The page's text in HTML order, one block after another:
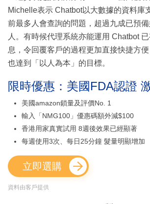
Michelle表示 Chatbot以大數據的資料庫
前最多人會查詢的問題，超過九成已預
人。有時候代理系統亦能運用 Chatbot
息，令回覆客戶的過程更加直接快捷方便
也達到「以人為本」的目標。
限時優惠：美國FDA認證
美國amazon鎖量及評價No. 1
輸入「NMG100」優惠碼額外減$100
香港用家真實試用 8週後效果已經顯著
每週使用3次、每日25分鐘 髮量明顯增加
立即選購
資料由客戶提供